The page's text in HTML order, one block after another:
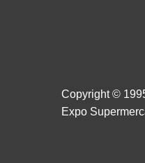
Copyright ©
Expo